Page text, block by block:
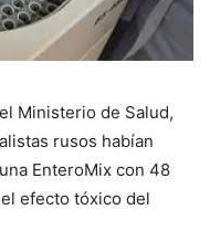
Ministerio de Salud,
rusos habían
EnteroMix con 48
efecto tóxico del